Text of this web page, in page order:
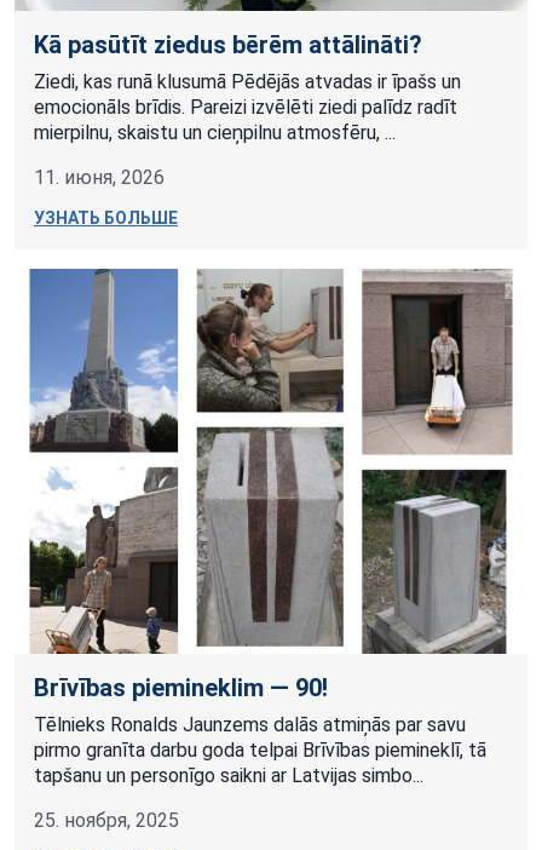
Kā pasūtīt ziedus bērēm attālināti?
Ziedi, kas runā klusumā Pēdējās atvadas ir īpašs un
emocionāls brīdis. Pareizi izvēlēti ziedi palīdz radīt
mierpilnu, skaistu un cieņpilnu atmosfēru, ...
11. июня, 2026
УЗНАТЬ БОЛЬШЕ
Brīvības piemineklim — 90!
Tēlnieks Ronalds Jaunzems dalās atmiņās par savu
pirmo granīta darbu goda telpai Brīvības piemineklī, tā
tapšanu un personīgo saikni ar Latvijas simbo...
25. ноября, 2025